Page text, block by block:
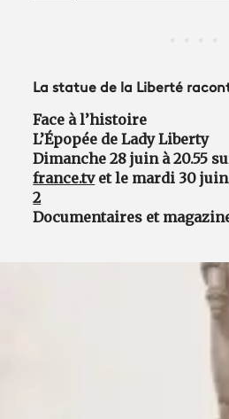
La statue de la Liberté
Face à l’histoire
L’Épopée de Lady Liberty
Dimanche 28 juin à 20.55
france.tvet le mardi 30 juin
2
Documentaires et